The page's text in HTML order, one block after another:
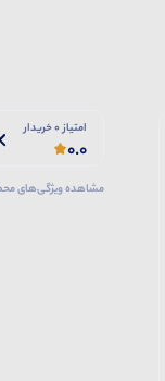
امتیاز 0 خریدار
0.0
مشاهده ویژگی‌های